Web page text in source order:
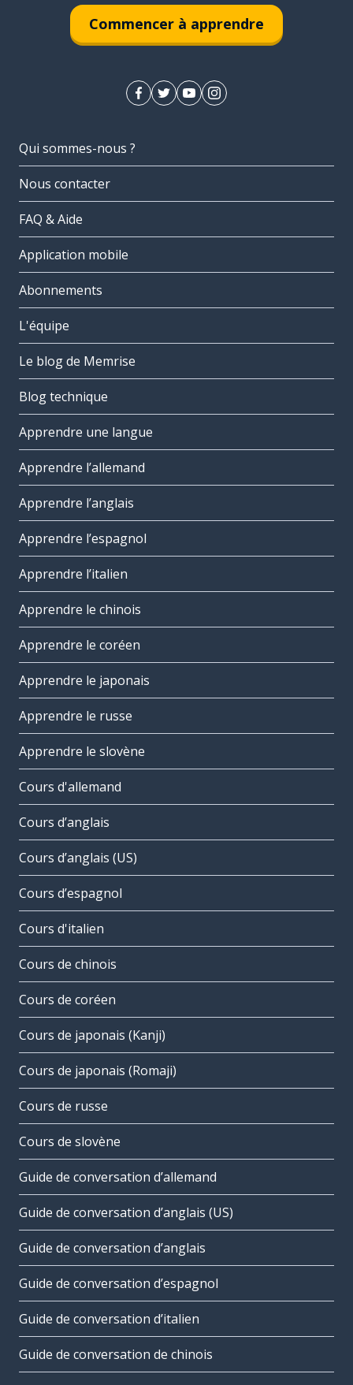
Commencer à apprendre
Qui sommes-nous ?
Nous contacter
FAQ & Aide
Application mobile
Abonnements
L'équipe
Le blog de Memrise
Blog technique
Apprendre une langue
Apprendre l’allemand
Apprendre l’anglais
Apprendre l’espagnol
Apprendre l’italien
Apprendre le chinois
Apprendre le coréen
Apprendre le japonais
Apprendre le russe
Apprendre le slovène
Cours d'allemand
Cours d’anglais
Cours d’anglais (US)
Cours d’espagnol
Cours d'italien
Cours de chinois
Cours de coréen
Cours de japonais (Kanji)
Cours de japonais (Romaji)
Cours de russe
Cours de slovène
Guide de conversation d’allemand
Guide de conversation d’anglais (US)
Guide de conversation d’anglais
Guide de conversation d’espagnol
Guide de conversation d’italien
Guide de conversation de chinois